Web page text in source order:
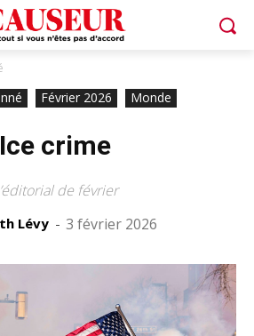
Février 2026 Monde
Ice crime
de février
Lévy - 3 février 2026